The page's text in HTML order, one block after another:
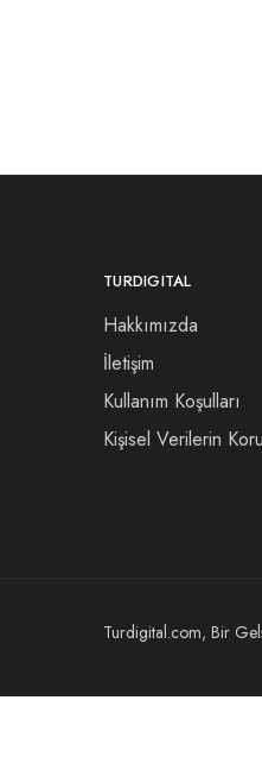
TURDIGITAL
Hakkımızda
İletişim
Kullanım Koşulları
Kişisel Verilerin
Turdigital.com, Bir